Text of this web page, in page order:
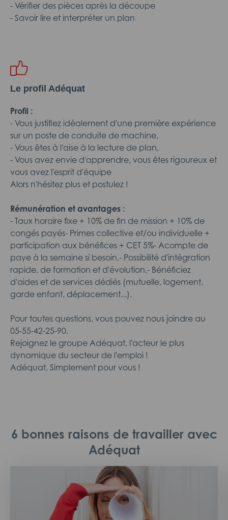
- Vérifier des pièces après la découpe
- Savoir lire et interpréter un plan
Le profil Adéquat
Profil :
- Vous justifiez idéalement d'une première expérience
sur un poste de conduite de machine,
- Vous êtes à l'aise à la lecture de plan,
- Vous avez envie d'apprendre, vous êtes rigoureux et
vous avez l'esprit d'équipe
Alors n'hésitez plus et postulez !
Rémunération et avantages :
- Taux horaire fixe + 10% de fin de mission + 10% de
congés payés- Primes collective et/ou individuelle +
participation aux bénéfices + CET 5%- Acompte de
paye à la semaine si besoin,- Possibilité d'intégration
rapide, de formation et d'évolution,- Bénéficiez
d'aides et de services dédiés (mutuelle, logement,
garde enfant, déplacement...).
Pour toutes questions, vous pouvez nous joindre au
05-55-42-25-90.
Rejoignez le groupe Adéquat, l'acteur le plus
dynamique du secteur de l'emploi !
Adéquat, Simplement pour vous !
6 bonnes raisons de travailler avec
Adéquat